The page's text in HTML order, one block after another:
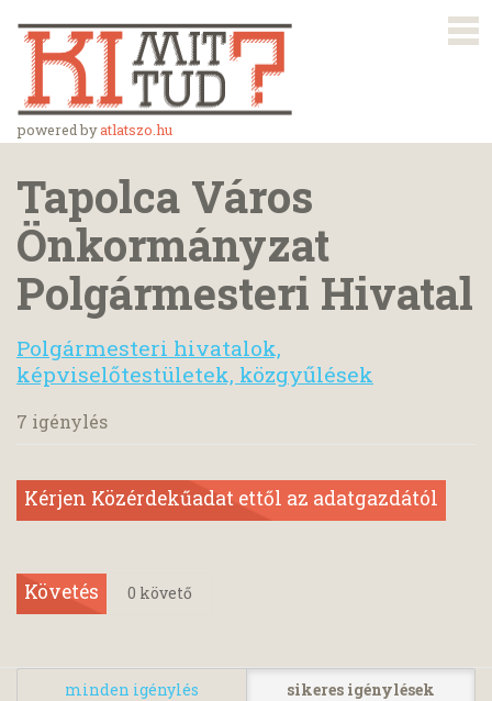
powered byatlatszo.hu
Tapolca Város
Önkormányzat
Polgármesteri Hivatal
Polgármesteri hivatalok,
képviselőtestületek, közgyűlések
7 igénylés
Kérjen Közérdekűadat ettől az adatgazdától
Követés 0 követő
minden igénylés sikeres igénylések